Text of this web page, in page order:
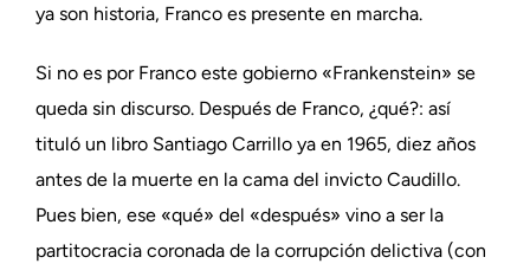
ya son historia, Franco es presente en marcha.
Si no es por Franco este gobierno «Frankenstein» se
queda sin discurso. Después de Franco, ¿qué?: así
tituló un libro Santiago Carrillo ya en 1965, diez años
antes de la muerte en la cama del invicto Caudillo.
Pues bien, ese «qué» del «después» vino a ser la
partitocracia coronada de la corrupción delictiva (con